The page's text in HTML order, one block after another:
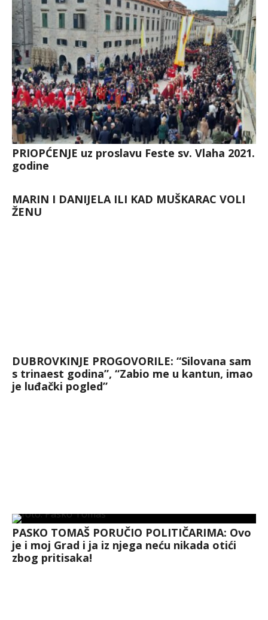
PRIOPĆENJE uz proslavu Feste sv. Vlaha 2021.
godine
MARIN I DANIJELA ILI KAD MUŠKARAC VOLI
ŽENU
DUBROVKINJE PROGOVORILE: “Silovana sam
s trinaest godina”, “Zabio me u kantun, imao
je luđački pogled”
PASKO TOMAŠ PORUČIO POLITIČARIMA: Ovo
je i moj Grad i ja iz njega neću nikada otići
zbog pritisaka!